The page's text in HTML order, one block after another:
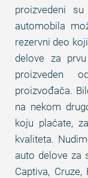
proizvedeni
automobila
rezervni deo
delove za
proizveden
proizvođača.
na nekom
koju plaćate,
kvaliteta.
auto delove za
Captiva,